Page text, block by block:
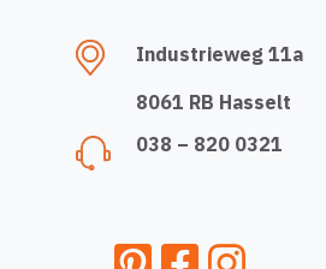
Industrieweg 11a
8061 RB Hasselt
038 – 820 0321